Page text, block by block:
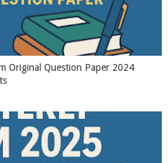
Original Question Paper 2024